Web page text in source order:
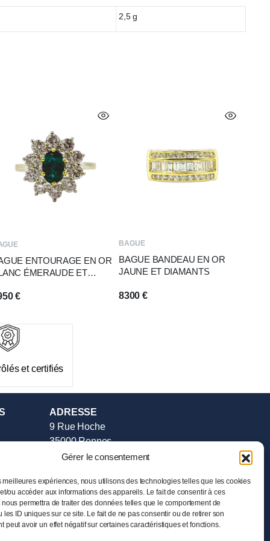
Gérer le consentement
meilleures expériences, nous utilisons des technologies telles que les cookies
ou accéder aux informations des appareils. Le fait de consentir à ces
permettra de traiter des données telles que le comportement de
les ID uniques sur ce site. Le fait de ne pas consentir ou de retirer son
peut avoir un effet négatif sur certaines caractéristiques et fonctions.
2,5 g
ENTOURAGE EN OR
ÉMERAUDE ET
€
BAGUE
BAGUE BANDEAU EN OR
JAUNE ET DIAMANTS
8300 €
et certifiés
vente
ADRESSE
9 Rue Hoche
35000 Rennes
Tél :02.99.385.385
HORAIRES
Mardi au Samedi
de 11h00 à 19h00